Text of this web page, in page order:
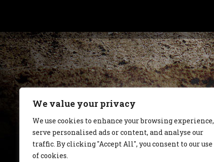
We value your privacy
We use cookies to enhance your browsing experience,
serve personalised ads or content, and analyse our
traffic. By clicking "Accept All", you consent to our use
of cookies.